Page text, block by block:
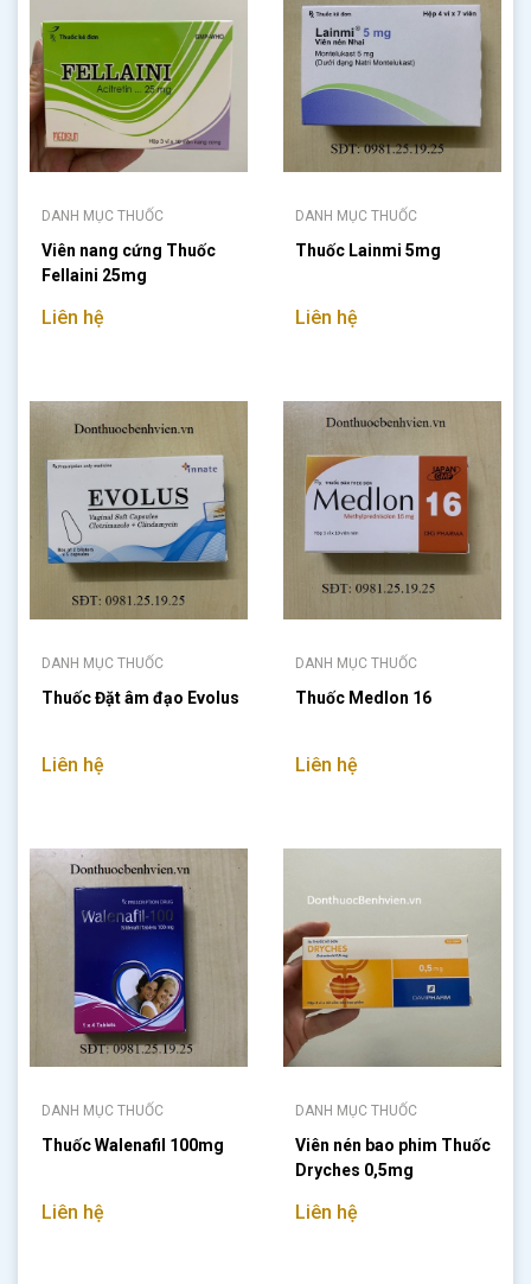
DANH MỤC THUỐC
Viên nang cứng Thuốc
Fellaini 25mg
Liên hệ
DANH MỤC THUỐC
Thuốc Lainmi 5mg
Liên hệ
DANH MỤC THUỐC
Thuốc Đặt âm đạo Evolus
Liên hệ
DANH MỤC THUỐC
Thuốc Medlon 16
Liên hệ
DANH MỤC THUỐC
Thuốc Walenafil 100mg
Liên hệ
DANH MỤC THUỐC
Viên nén bao phim Thuốc
Dryches 0,5mg
Liên hệ